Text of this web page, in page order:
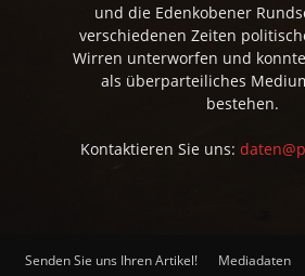
und die Edenkobener
verschiedenen Zeiten
Wirren unterworfen und
als überparteiliches
bestehen.
Kontaktieren Sie uns:
Senden Sie uns Ihren Artikel! Mediadaten